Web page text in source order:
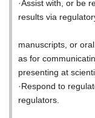
·Assist with, or be
results via
manuscripts, or
as for
presenting at
·Respond to
regulators.